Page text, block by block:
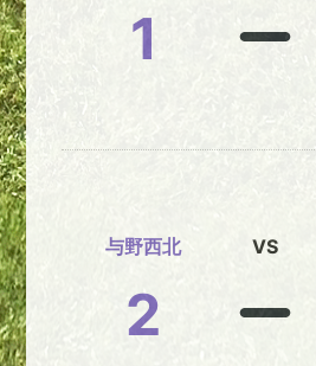
1
与野西北
2
VS